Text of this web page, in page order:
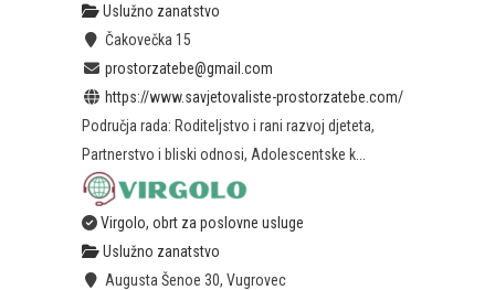
Uslužno zanatstvo
Čakovečka 15
prostorzatebe@gmail.com
https://www.savjetovaliste-prostorzatebe.com/
Područja rada: Roditeljstvo i rani razvoj djeteta,
Partnerstvo i bliski odnosi, Adolescentske k...
Virgolo, obrt za poslovne usluge
Uslužno zanatstvo
Augusta Šenoe 30, Vugrovec